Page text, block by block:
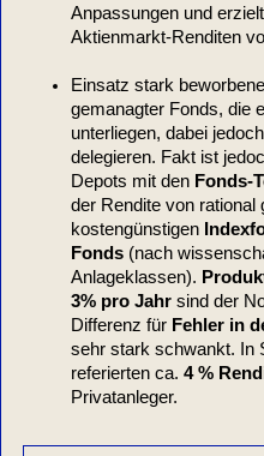
Anpassungen und
Aktienmarkt-Renditen
Einsatz stark
gemanagter Fonds, die
unterliegen, dabei
delegieren. Fakt ist
Depots mit den Fonds-
der Rendite von rational
kostengünstigen
Fonds(nach
Anlageklassen).
3% pro Jahrsind der
Differenz für Fehler in
sehr stark schwankt. In
referierten ca. 4 %
Privatanleger.